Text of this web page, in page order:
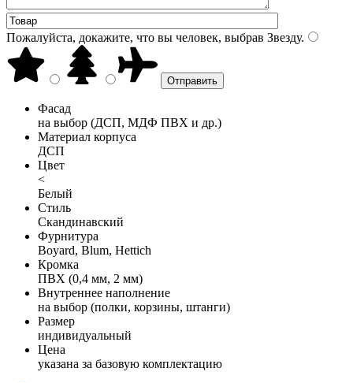
Пожалуйста, докажите, что вы человек, выбрав Звезду.
Фасад
на выбор (ДСП, МДФ ПВХ и др.)
Материал корпуса
ДСП
Цвет
<
Белый
Стиль
Скандинавский
Фурнитура
Boyard, Blum, Hettich
Кромка
ПВХ (0,4 мм, 2 мм)
Внутреннее наполнение
на выбор (полки, корзины, штанги)
Размер
индивидуальный
Цена
указана за базовую комплектацию